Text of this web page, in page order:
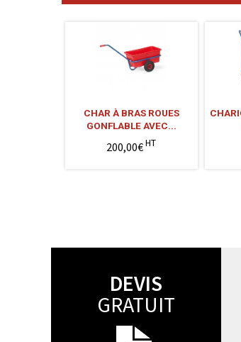
CHAR À BRAS ROUES
GONFLABLE AVEC...
200,00€HT
DEVIS
GRATUIT